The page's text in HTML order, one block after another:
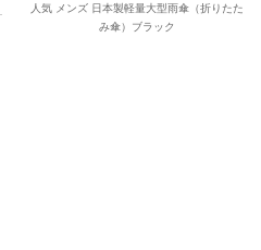
人気 メンズ 日本製軽量大型雨傘（折りたた
み傘）ブラック